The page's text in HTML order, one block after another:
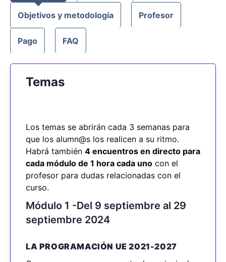
Objetivos y metodología Profesor
Pago FAQ
Temas
Los temas se abrirán cada 3 semanas para
que los alumn@s los realicen a su ritmo.
Habrá también 4 encuentros en directo para
cada módulo de 1 hora cada uno con el
profesor para dudas relacionadas con el
curso.
Módulo 1 -Del 9 septiembre al 29
septiembre 2024
LA PROGRAMACIÓN UE 2021-2027